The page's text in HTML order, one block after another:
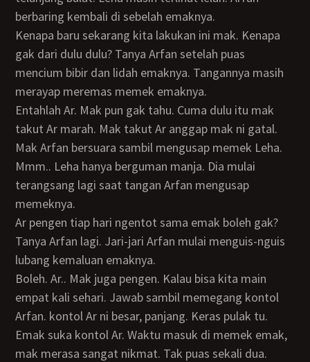
berbaring kembali di sebelah emaknya.
Kenapa baru sekarang kita lakukan ini mak. Kenapa
gak dari dulu dulu? Tanya Arfan setelah puas
mencium bibir dan lidah emaknya. Tangannya masih
merayap meremas memek emaknya.
Entahlah Ar. Mak pun gak tahu. Cuma dulu itu mak
takut Ar marah. Mak takut Ar anggap mak ni gatal.
Mak Arfan bersuara sambil mengusap memek Leha.
Mmm.. Leha hanya berguman manja. Dia mulai
terangsang lagi saat tangan Arfan mengusap
memeknya.
Ar pengen tiap hari ngentot sama emak boleh gak?
Tanya Arfan lagi. Jari-jari Arfan mulai menguis-nguis
lubang kemaluan emaknya.
Boleh. Ar.. Mak juga pengen. Kalau bisa kita main
empat kali sehari. Jawab sambil memegang kontol
Arfan. kontol Ar ni besar, panjang. Keras pulak tu.
Emak suka kontol Ar. Waktu masuk di memek emak,
mak merasa sangat nikmat. Tak puas sekali dua.